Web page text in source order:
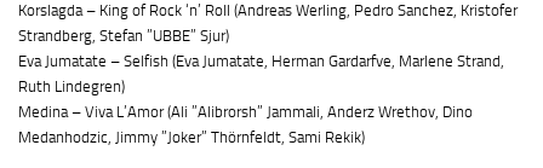
Korslagda – King of Rock ‘n’ Roll (Andreas Werling, Pedro Sanchez, Kristofer
Strandberg, Stefan ”UBBE” Sjur)
Eva Jumatate – Selfish (Eva Jumatate, Herman Gardarfve, Marlene Strand,
Ruth Lindegren)
Medina – Viva L’Amor (Ali ”Alibrorsh” Jammali, Anderz Wrethov, Dino
Medanhodzic, Jimmy ”Joker” Thörnfeldt, Sami Rekik)